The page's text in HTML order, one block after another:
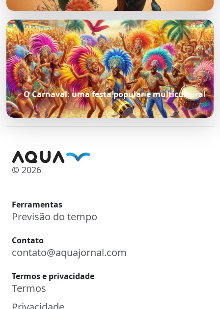
O Carnaval: uma festa popular e multicultural
© 2026
Ferramentas
Previsão do tempo
Contato
contato@aquajornal.com
Termos e privacidade
Termos